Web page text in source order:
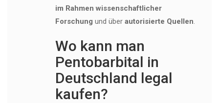
im Rahmen wissenschaftlicher
Forschung und über autorisierte Quellen.
Wo kann man
Pentobarbital in
Deutschland legal
kaufen?